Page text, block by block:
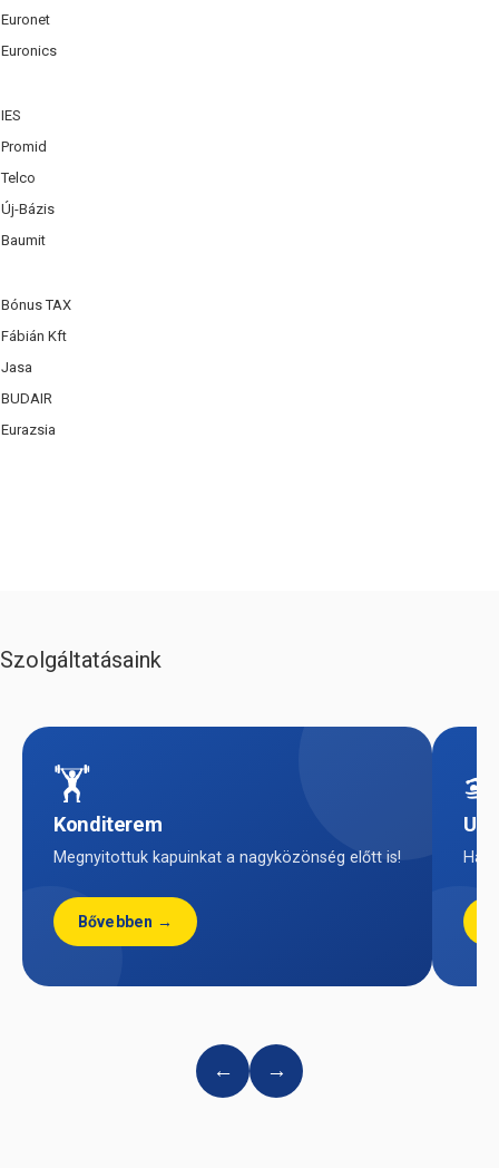
Euronet
Euronics
IES
Promid
Telco
Új-Bázis
Baumit
Bónus TAX
Fábián Kft
Jasa
BUDAIR
Eurazsia
Szolgáltatásaink
🏋️
Konditerem
Megnyitottuk kapuinkat a nagyközönség előtt is!
Bővebben →
← →